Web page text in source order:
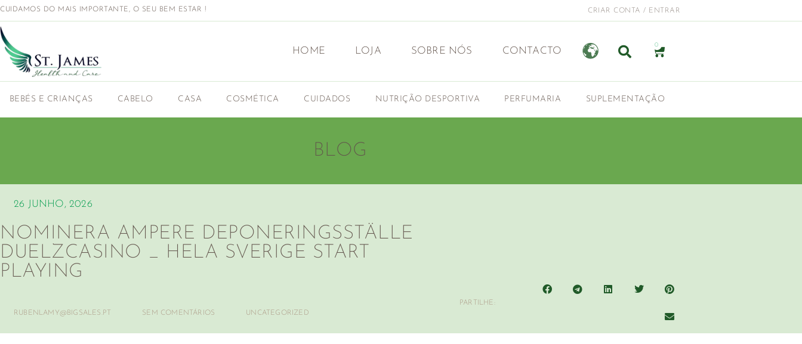
CUIDAMOS DO MAIS IMPORTANTE, O SEU BEM ESTAR ! CRIAR CONTA / ENTRAR
HOME LOJA SOBRE NÓS CONTACTO
0
BEBÉS E CRIANÇAS CABELO CASA COSMÉTICA CUIDADOS NUTRIÇÃO DESPORTIVA PERFUMARIA SUPLEMENTAÇÃO
BLOG
26 JUNHO, 2026
NOMINERA AMPERE DEPONERINGSSTÄLLE
DUELZCASINO _ HELA SVERIGE START
PLAYING
RUBENLAMY@BIGSALES.PT SEM COMENTÁRIOS UNCATEGORIZED
PARTILHE: